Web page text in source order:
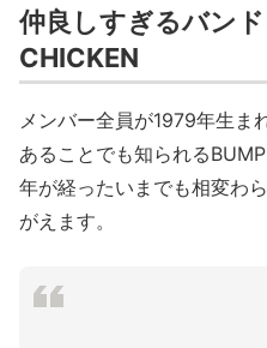
仲良しすぎるバン
CHICKEN
メンバー全員が1979年生ま
あることでも知られる
年が経ったいまでも相変わ
がえます。